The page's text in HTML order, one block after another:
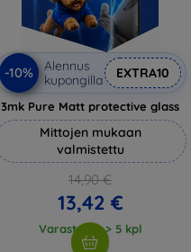
-10%
Alennus
kupongilla
EXTRA10
3mk Pure Matt protective glass
Mittojen mukaan
valmistettu
14,90 €
13,42 €
Varastossa > 5 kpl